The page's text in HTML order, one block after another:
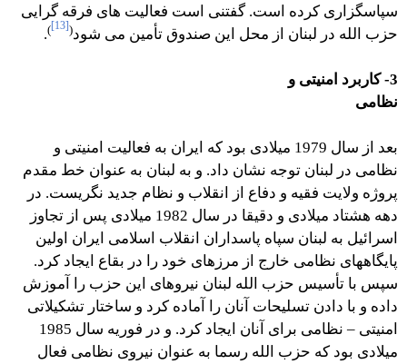
سپاسگزاری کرده است. گفتنی است فعالیت های فرقه گرایی
حزب الله در لبنان از محل این صندوق تأمین می شود(
[13]
)
.
3- کاربرد امنیتی و
نظامی
بعد از سال 1979 میلادی بود که ایران به فعالیت امنیتی و
نظامی در لبنان توجه نشان داد. و به لبنان به عنوان خط مقدم
پروژه ولایت فقیه و دفاع از انقلاب و نظام جدید نگریست. در
دهه هشتاد میلادی و دقیقا در سال 1982 میلادی پس از تجاوز
اسرائیل به لبنان سپاه پاسداران انقلاب اسلامی ایران اولین
پایگاههای نظامی خارج از مرزهای خود را در بقاع ایجاد کرد.
سپس با تأسیس حزب الله لبنان نیروهای این حزب را آموزش
داده و با دادن تسلیحات آنان را آماده کرد و ساختار تشکیلاتی
امنیتی – نظامی برای آنان ایجاد کرد. و در فوریه سال 1985
میلادی بود که حزب الله رسما به عنوان نیروی نظامی فعال